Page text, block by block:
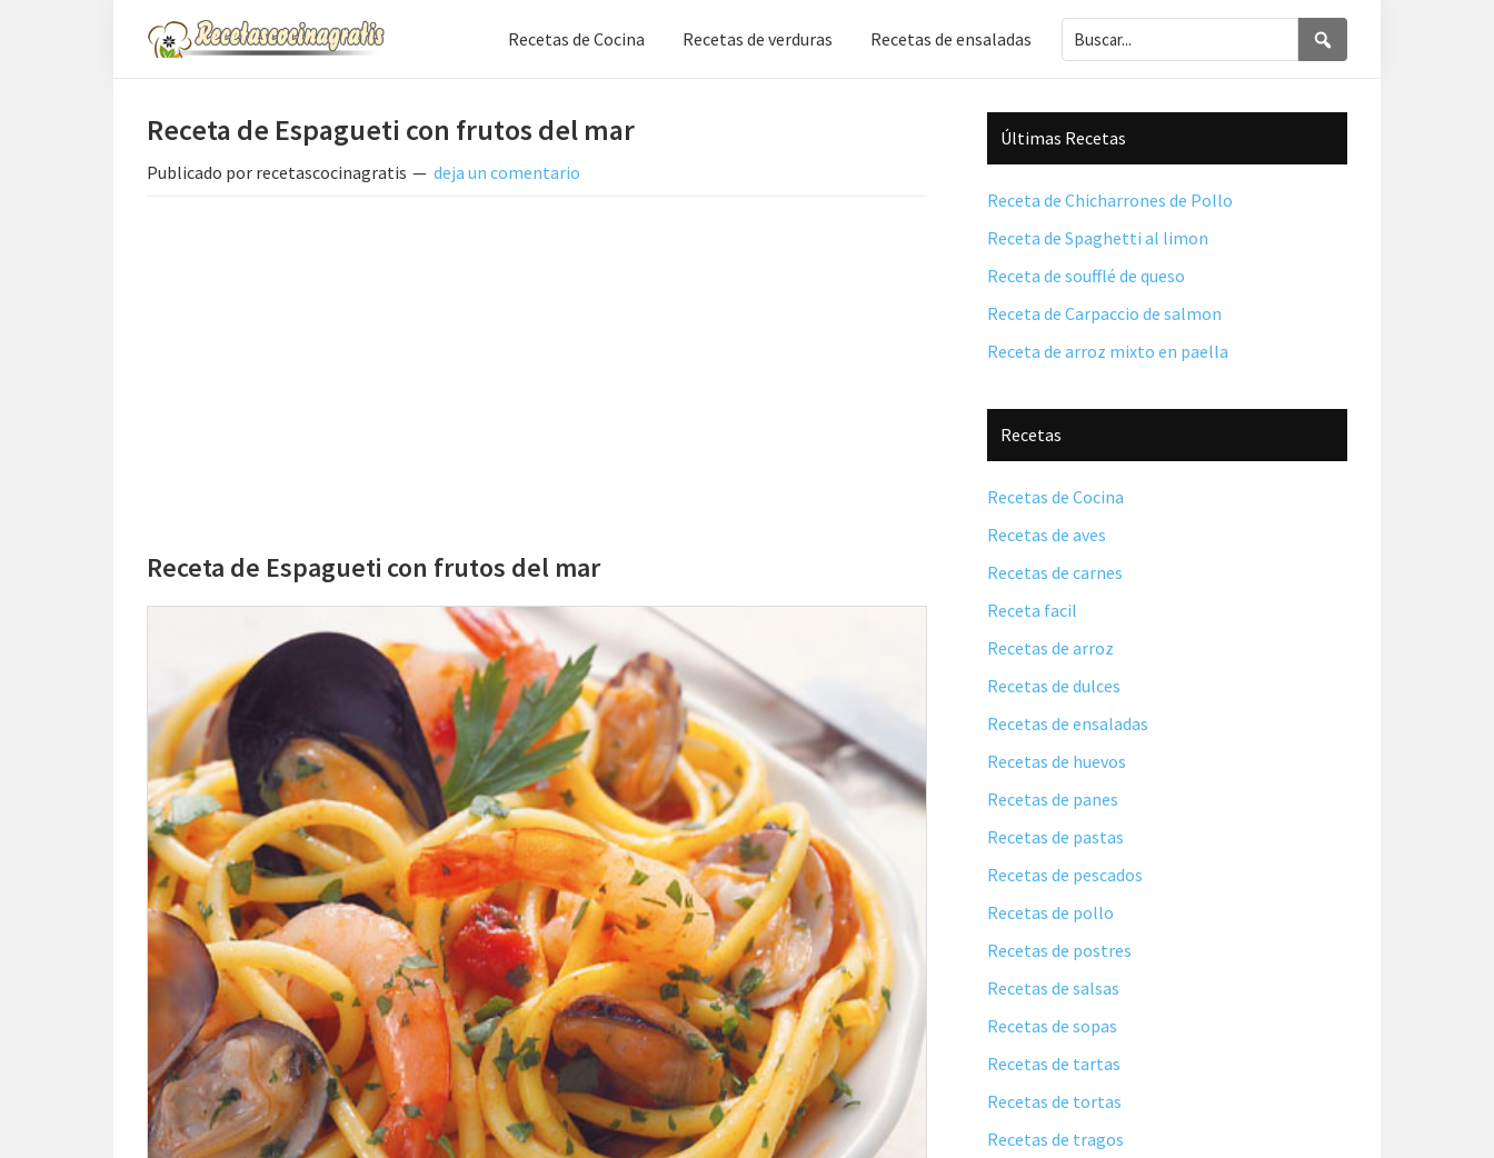
Gratis
Recetas de Cocina Recetas de verduras Recetas de ensaladas Buscar...
Receta de Espagueti con frutos del mar
Publicado por recetascocinagratis deja un comentario
Receta de Espagueti con frutos del mar
Barra
lateral
principal
Últimas Recetas
Receta de Chicharrones de Pollo
Receta de Spaghetti al limon
Receta de soufflé de queso
Receta de Carpaccio de salmon
Receta de arroz mixto en paella
Recetas
Recetas de Cocina
Recetas de aves
Recetas de carnes
Receta facil
Recetas de arroz
Recetas de dulces
Recetas de ensaladas
Recetas de huevos
Recetas de panes
Recetas de pastas
Recetas de pescados
Recetas de pollo
Recetas de postres
Recetas de salsas
Recetas de sopas
Recetas de tartas
Recetas de tortas
Recetas de tragos